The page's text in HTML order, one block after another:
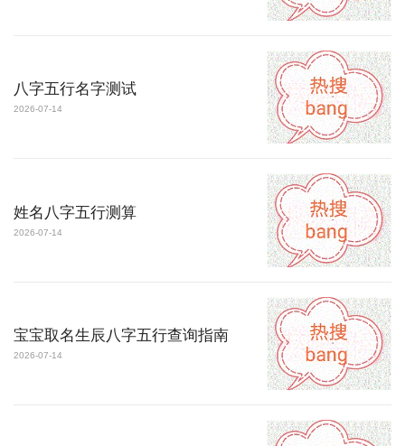
八字五行名字测试
2026-07-14
姓名八字五行测算
2026-07-14
宝宝取名生辰八字五行查询指南
2026-07-14